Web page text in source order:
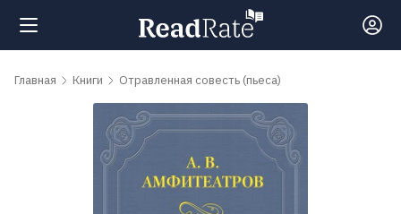
Поиск
Главная Книги Отравленная совесть (пьеса)